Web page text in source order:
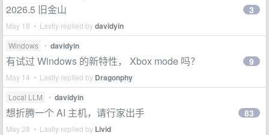
2026.5 旧金山
May 18 • Lastly replied bydavidyin
3
Windows • davidyin
有试过 Windows 的新特性， Xbox mode 吗？
May 14 • Lastly replied by Dragonphy
9
Local LLM • davidyin
想折腾一个 AI 主机，请行家出手
May 28 • Lastly replied by Livid
83